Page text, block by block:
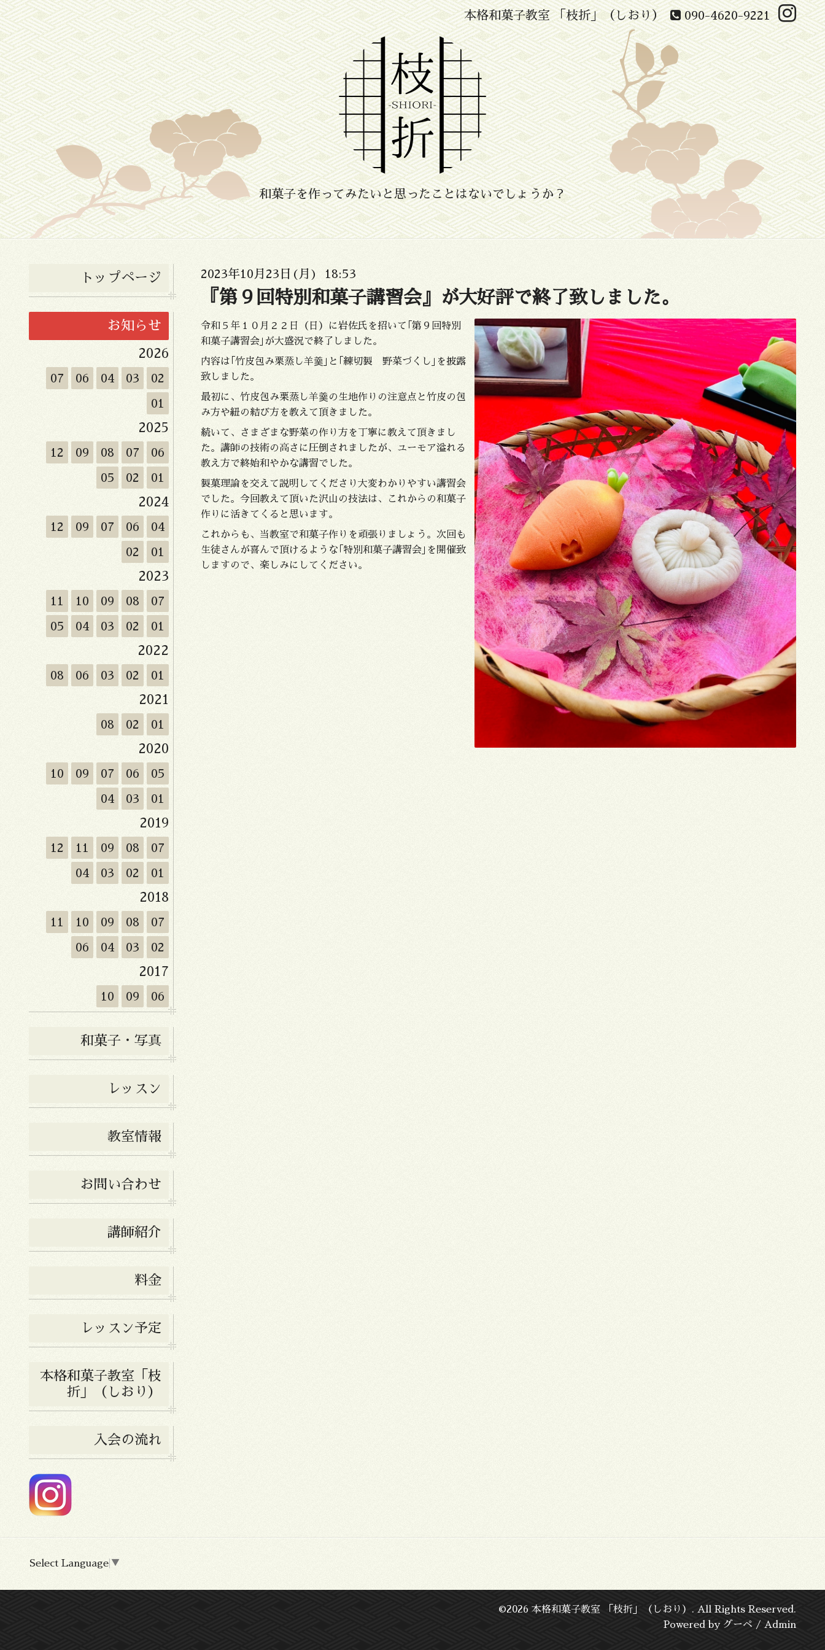
090-4620-9221
本格和菓子教室 「枝折」（しおり）
和菓子を作ってみたいと思ったことはないでしょうか？
トップページ
お知らせ
2026
07 06 04 03 02
01
2025
12 09 08 07 06
05 02 01
2024
12 09 07 06 04
02 01
2023
11 10 09 08 07
05 04 03 02 01
2022
08 06 03 02 01
2021
08 02 01
2020
10 09 07 06 05
04 03 01
2019
12 11 09 08 07
04 03 02 01
2018
11 10 09 08 07
06 04 03 02
2017
10 09 06
和菓子・写真
レッスン
教室情報
お問い合わせ
講師紹介
料金
レッスン予定
本格和菓子教室「枝
折」（しおり）
入会の流れ
2023年10月23日(月) 18:53
『第９回特別和菓子講習会』が大好評で終了致しました。
令和５年１０月２２日（日）に岩佐氏を招いて｢第９回特別
和菓子講習会｣が大盛況で終了しました。
内容は｢竹皮包み栗蒸し羊羹｣と｢練切製 野菜づくし｣を披露
致しました。
最初に、竹皮包み栗蒸し羊羹の生地作りの注意点と竹皮の包
み方や紐の結び方を教えて頂きました。
続いて、さまざまな野菜の作り方を丁寧に教えて頂きまし
た。講師の技術の高さに圧倒されましたが、ユーモア溢れる
教え方で終始和やかな講習でした。
製菓理論を交えて説明してくださり大変わかりやすい講習会
でした。今回教えて頂いた沢山の技法は、これからの和菓子
作りに活きてくると思います。
これからも、当教室で和菓子作りを頑張りましょう。次回も
生徒さんが喜んで頂けるような｢特別和菓子講習会｣を開催致
しますので、楽しみにしてください。
Select Language ▼
©2026 本格和菓子教室 「枝折」（しおり） . All Rights Reserved.
Powered by グーペ / Admin